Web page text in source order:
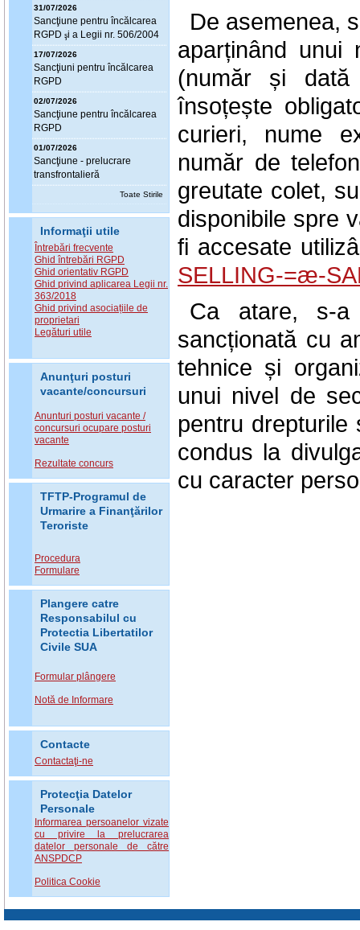
31/07/2026
Sancţiune pentru încălcarea
RGPD şi a Legii nr. 506/2004
17/07/2026
Sancţiuni pentru încălcarea
RGPD
02/07/2026
Sancţiune pentru încălcarea
RGPD
01/07/2026
Sancţiune - prelucrare
transfrontalieră
Toate Stirile
Informaţii utile
Întrebări frecvente
Ghid întrebări RGPD
Ghid orientativ RGPD
Ghid privind aplicarea Legii nr.
363/2018
Ghid privind asociațiile de
proprietari
Legături utile
Anunţuri posturi
vacante/concursuri
Anunturi posturi vacante /
concursuri ocupare posturi
vacante
Rezultate concurs
TFTP-Programul de
Urmarire a Finanţărilor
Teroriste
Procedura
Formulare
Plangere catre
Responsabilul cu
Protectia Libertatilor
Civile SUA
Formular plângere
Notă de Informare
Contacte
Contactaţi-ne
Protecţia Datelor
Personale
Informarea persoanelor vizate
cu privire la prelucrarea
datelor personale de către
ANSPDCP
Politica Cookie
De asemenea,
aparținând unui
(număr și
însoțește
curieri, nume
număr de
greutate colet,
disponibile spre
fi accesate
SELLING-=æ-
Ca atare, s-
sancționată cu
tehnice și
unui nivel de
pentru drepturile
condus la
cu caracter